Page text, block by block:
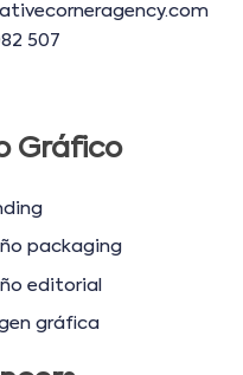
507
Gráfico
packaging
editorial
gráfica